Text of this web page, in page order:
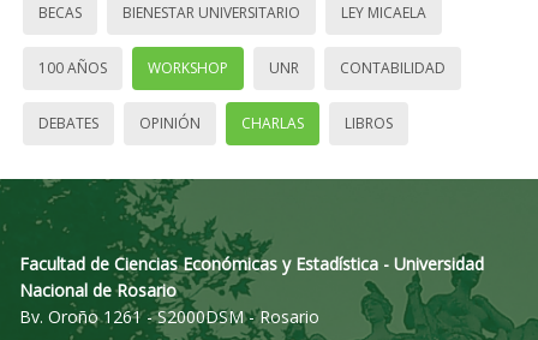
BECAS BIENESTAR UNIVERSITARIO LEY MICAELA
100 AÑOS WORKSHOP UNR CONTABILIDAD
DEBATES OPINIÓN CHARLAS LIBROS
Facultad de Ciencias Económicas y Estadística - Universidad
Nacional de Rosario
Bv. Oroño 1261 - S2000DSM - Rosario